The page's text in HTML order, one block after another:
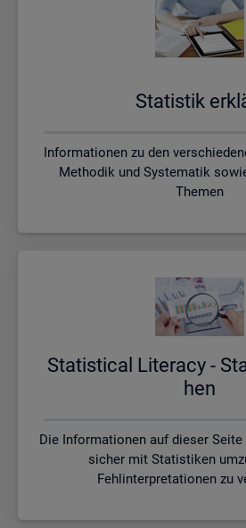
Sta­tis­tik
Informationen zu den
Methodik und Systematik
Themen
Sta­ti­s­ti­cal Li­te­r­acy -
hen
Die Informationen auf dieser
sicher mit Statistiken
Fehlinterpretationen zu